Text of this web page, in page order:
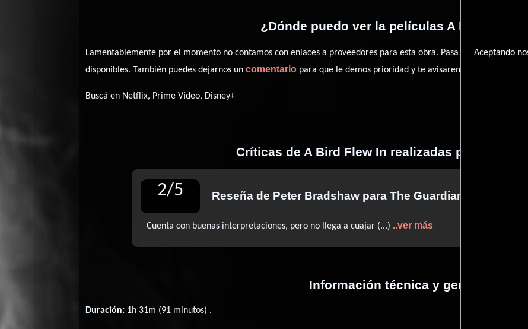
Aceptando
¿Dónde puedo ver la películas A Bird Flew
Lamentablemente por el momento no contamos con enlaces a proveedores para esta obra. Pasa por nuestro
disponibles. También puedes dejarnos uncomentario para que le demos prioridad y te avisaremos cuando se
Buscá en Netflix, Prime Video, Disney+
Críticas de A Bird Flew In realizadas por
2/5 Reseña de Peter Bradshaw para The Guardian
Cuenta con buenas interpretaciones, pero no llega a cuajar (...) ..ver más
Información técnica y general
Duración: 1h 31m (91 minutos) .